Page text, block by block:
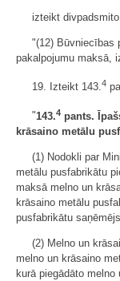
izteikt
"(12) Būvniecības
pakalpojumu maksā,
19. Izteikt 143.4
"143.4 pants.
krāsaino metālu
(1) Nodokli par
metālu pusfabrikātu
maksā melno un
krāsaino metālu
pusfabrikātu
(2) Melno un
melno un krāsaino
kurā piegādāto